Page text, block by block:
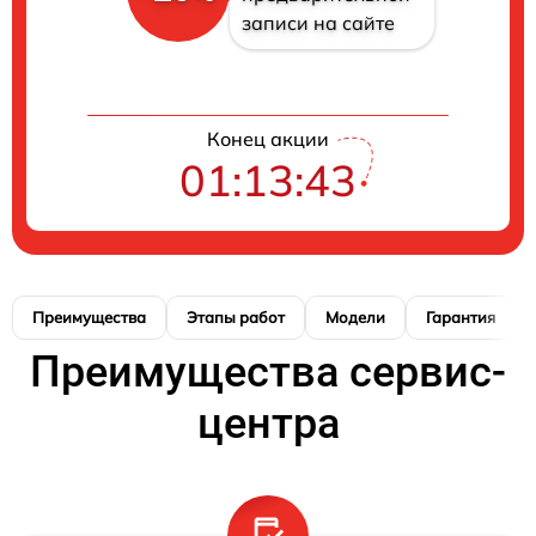
записи на сайте
Конец акции
01:13:42
Преимущества Этапы работ Модели Гарантия
Преимущества сервис-
центра